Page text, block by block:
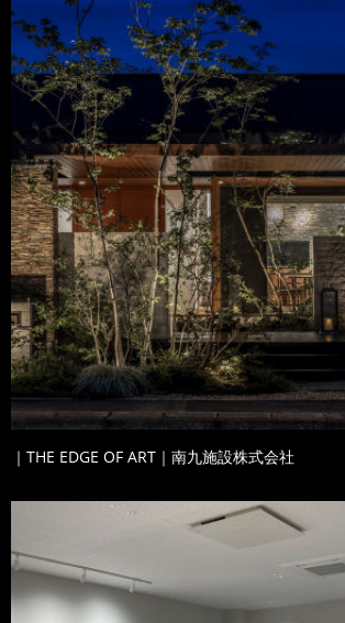
｜THE EDGE OF ART｜南九施設株式会社